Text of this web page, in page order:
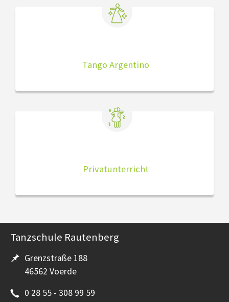
Tango Argentino
Privatunterricht
Tanzschule Rautenberg
Grenzstraße 188
46562 Voerde
0 28 55 - 308 99 59